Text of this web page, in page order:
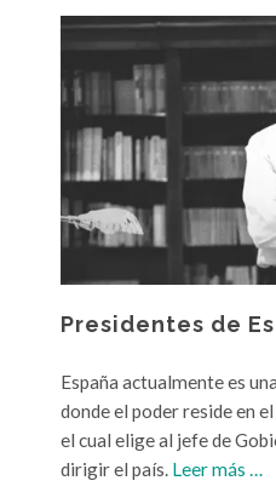
Presidentes de
España actualmente es
donde el poder reside en
el cual elige al jefe de
dirigir el país. Leer más …